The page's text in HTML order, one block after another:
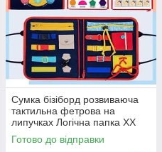
Сумка бізіборд розвиваюча
тактильна фетрова на
липучках Логічна папка XX
45285-2 (35) маркери “пиши-
витирай”,
Готово до відправки